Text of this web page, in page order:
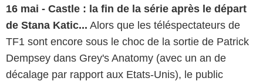
16 mai - Castle : la fin de la série après le départ
de Stana Katic... Alors que les téléspectateurs de
TF1 sont encore sous le choc de la sortie de Patrick
Dempsey dans Grey's Anatomy (avec un an de
décalage par rapport aux Etats-Unis), le public